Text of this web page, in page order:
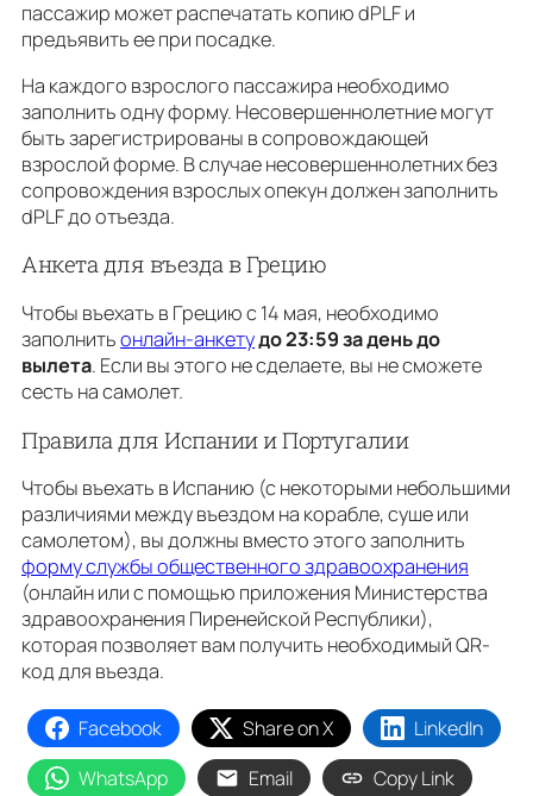
пассажир может распечатать копию dPLF и
предъявить ее при посадке.
На каждого взрослого пассажира необходимо
заполнить одну форму. Несовершеннолетние могут
быть зарегистрированы в сопровождающей
взрослой форме. В случае несовершеннолетних без
сопровождения взрослых опекун должен заполнить
dPLF до отъезда.
Анкета для въезда в Грецию
Чтобы въехать в Грецию с 14 мая, необходимо
заполнитьонлайн-анкетудо 23:59 за день до
вылета. Если вы этого не сделаете, вы не сможете
сесть на самолет.
Правила для Испании и Португалии
Чтобы въехать в Испанию (с некоторыми небольшими
различиями между въездом на корабле, суше или
самолетом), вы должны вместо этого заполнить
форму службы общественного здравоохранения
(онлайн или с помощью приложения Министерства
здравоохранения Пиренейской Республики),
которая позволяет вам получить необходимый QR-
код для въезда.
Facebook Share on X
LinkedIn
WhatsApp
Email Copy Link